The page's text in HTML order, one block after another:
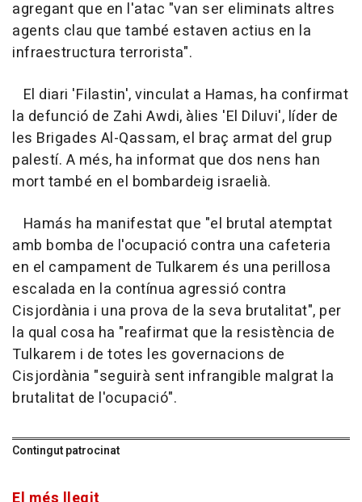
agregant que en l'atac "van ser eliminats altres
agents clau que també estaven actius en la
infraestructura terrorista".
El diari 'Filastin', vinculat a Hamas, ha confirmat
la defunció de Zahi Awdi, àlies 'El Diluvi', líder de
les Brigades Al-Qassam, el braç armat del grup
palestí. A més, ha informat que dos nens han
mort també en el bombardeig israelià.
Hamás ha manifestat que "el brutal atemptat
amb bomba de l'ocupació contra una cafeteria
en el campament de Tulkarem és una perillosa
escalada en la contínua agressió contra
Cisjordània i una prova de la seva brutalitat", per
la qual cosa ha "reafirmat que la resistència de
Tulkarem i de totes les governacions de
Cisjordània "seguirà sent infrangible malgrat la
brutalitat de l'ocupació".
Contingut patrocinat